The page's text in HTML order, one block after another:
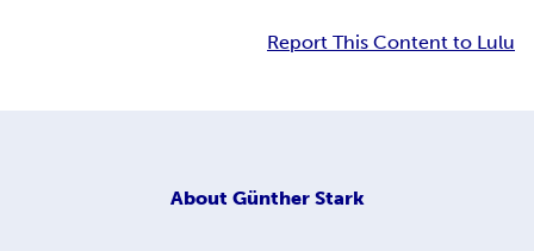
Report This Content to Lulu
About Günther Stark